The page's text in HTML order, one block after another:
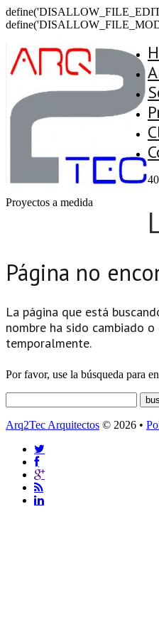
Proyectos a medida
Página no
La página que está
nombre ha sido cambiado
temporalmente.
Por favor, use la búsqueda para
Arq2Tec Arquitectos © 2026 •